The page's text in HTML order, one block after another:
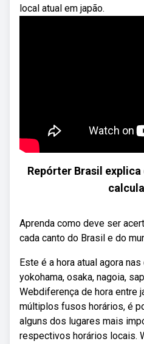
local atual em japão.
Repórter Brasil
Aprenda como deve ser
cada canto do Brasil e do
Este é a hora atual agora
yokohama, osaka, nagoia,
Webdiferença de hora entre
múltiplos fusos horários, é
alguns dos lugares mais
respectivos horários locais.